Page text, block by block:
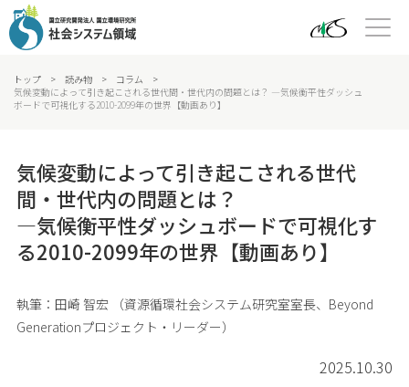
トップ > 読み物 > コラム
>
気候変動によって引き起こされる世代間・世代内の問題とは？ —気候衡平性ダッシュ
ボードで可視化する2010-2099年の世界【動画あり】
気候変動によって引き起こされる世代
間・世代内の問題とは？
—気候衡平性ダッシュボードで可視化す
る2010-2099年の世界【動画あり】
執筆：田崎 智宏 （資源循環社会システム研究室室長、Beyond
Generationプロジェクト・リーダー）
2025.10.30